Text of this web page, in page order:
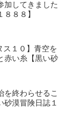
加してきました
８８８】
ス１０】青空を
赤い糸【黒い砂
を終わらせるこ
砂漠冒険日誌１